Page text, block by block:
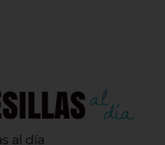
al día